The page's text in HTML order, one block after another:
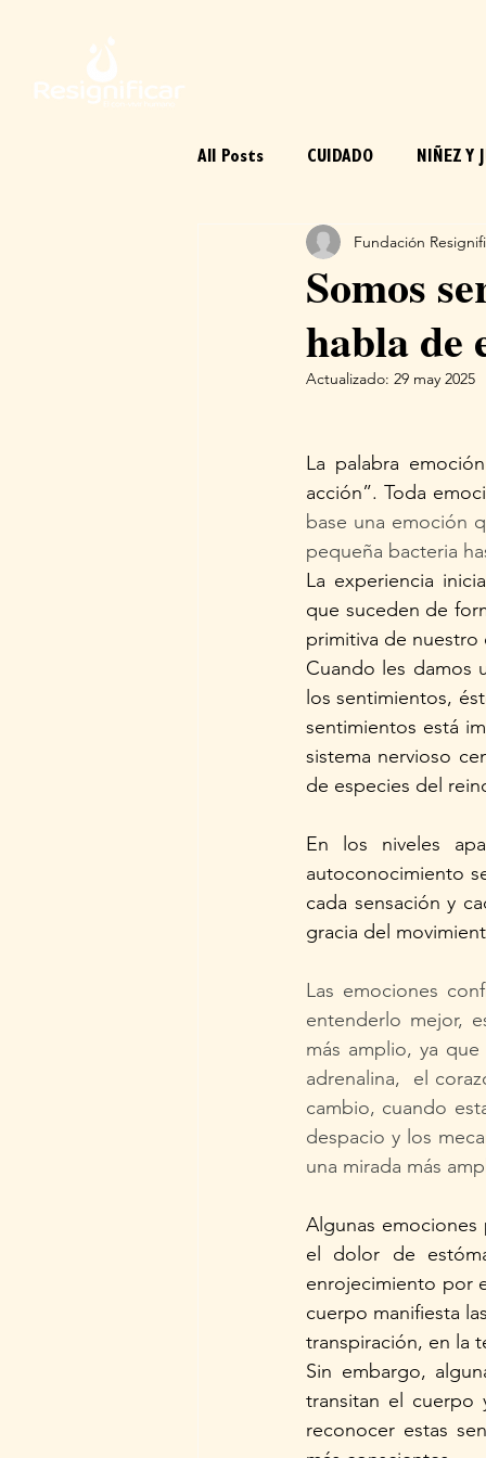
All Posts CUIDADO NIÑEZ Y
EMOCIONES
Somos
habla de
Fundación
Actualizado: 29 may 2025
La palabra
acción”. Toda
base una emoción
pequeña bacteria
La experiencia
que suceden de
primitiva de nuestro
Cuando les damos
los sentimientos,
sentimientos está
sistema nervioso
de especies del
En los niveles
autoconocimiento
cada sensación y
gracia del
Las emociones
entenderlo mejor,
más amplio, ya
adrenalina,  el
cambio, cuando
despacio y los
una mirada más
Algunas
el dolor de
enrojecimiento por
cuerpo manifiesta
transpiración, en la
Sin embargo,
transitan el cuerpo
reconocer estas